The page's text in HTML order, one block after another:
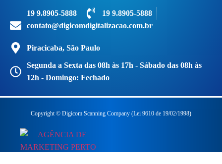
19 9.8905-5888
19 9.8905-5888
contato@digicomdigitalizacao.com.br
Piracicaba, São Paulo
Segunda a Sexta das 08h às 17h - Sábado das 08h às
12h - Domingo: Fechado
Copyright © Digicom Scanning Company (Lei 9610 de 19/02/1998)